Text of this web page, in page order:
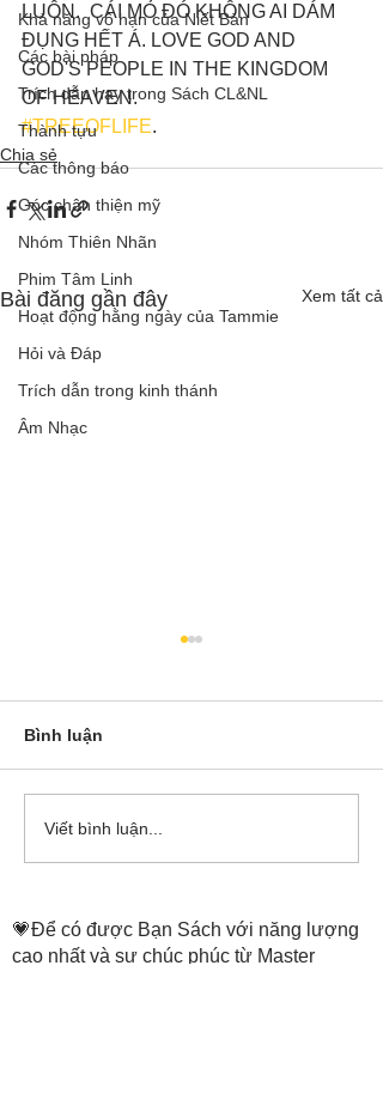
Khả năng vô hạn của Niết Bàn
Các bài pháp
Trích dẫn hay trong Sách CL&NL
Thành tựu
Các thông báo
Góc chân thiện mỹ
Nhóm Thiên Nhãn
Phim Tâm Linh
Hoạt động hằng ngày của Tammie
Hỏi và Đáp
Trích dẫn trong kinh thánh
Âm Nhạc
LUÔN.  CÁI MỎ ĐÓ KHÔNG AI DÁM
ĐỤNG HẾT Á. LOVE GOD AND
GOD'S PEOPLE IN THE KINGDOM
OF HEAVEN.
#TREEOFLIFE.
Chia sẻ
Bài đăng gần đây Xem tất cả
Cô Hoa Duong chia sẻ
Bình luận
Viết bình luận...
💗Để có được Bạn Sách với năng lượng
cao nhất và sự chúc phúc từ Master